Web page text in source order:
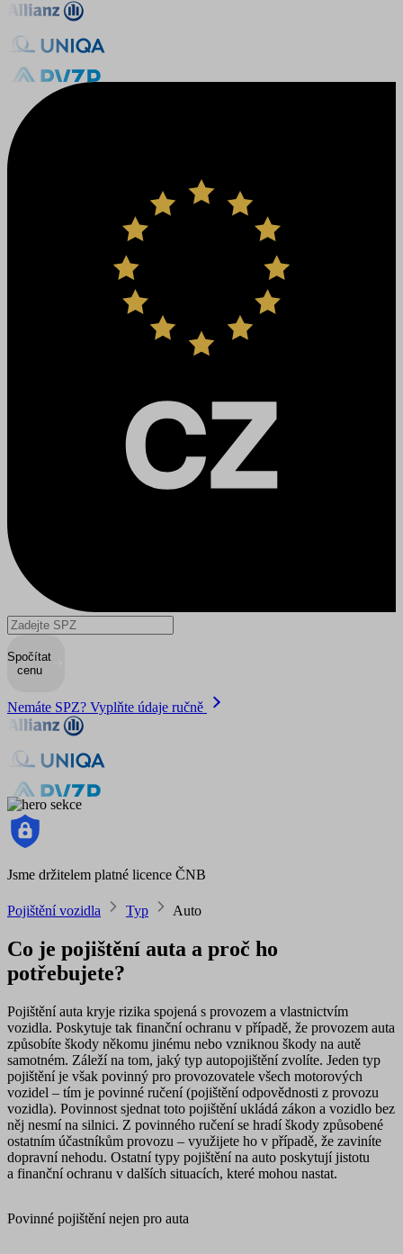
Spočítat
cenu
Nemáte SPZ? Vyplňte údaje ručně
Jsme držitelem platné licence ČNB
Pojištění vozidla Typ Auto
Co je pojištění auta a proč ho
potřebujete?
Pojištění auta kryje rizika spojená s provozem a vlastnictvím
vozidla. Poskytuje tak finanční ochranu v případě, že provozem auta
způsobíte škody někomu jinému nebo vzniknou škody na autě
samotném. Záleží na tom, jaký typ autopojištění zvolíte. Jeden typ
pojištění je však povinný pro provozovatele všech motorových
vozidel – tím je povinné ručení(pojištění odpovědnosti z provozu
vozidla). Povinnost sjednat toto pojištění ukládá zákon a vozidlo bez
něj nesmí na silnici. Z povinného ručení se hradí škody způsobené
ostatním účastníkům provozu – využijete ho v případě, že zaviníte
dopravní nehodu. Ostatní typy pojištění na auto poskytují jistotu
a finanční ochranu v dalších situacích, které mohou nastat.
Povinné pojištění nejen pro auta